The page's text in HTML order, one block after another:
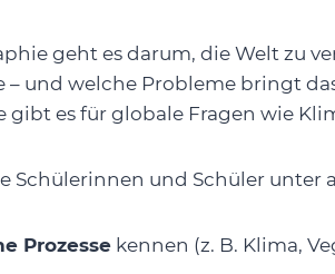
geht es darum, die Welt zu
– und welche Probleme bringt
gibt es für globale Fragen wie
Schülerinnen und Schüler unter
Prozessekennen (z. B. Klima,